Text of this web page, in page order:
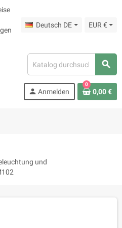
Deutsch DE EUR €
search
person Anmelden
0
0,00 €
und